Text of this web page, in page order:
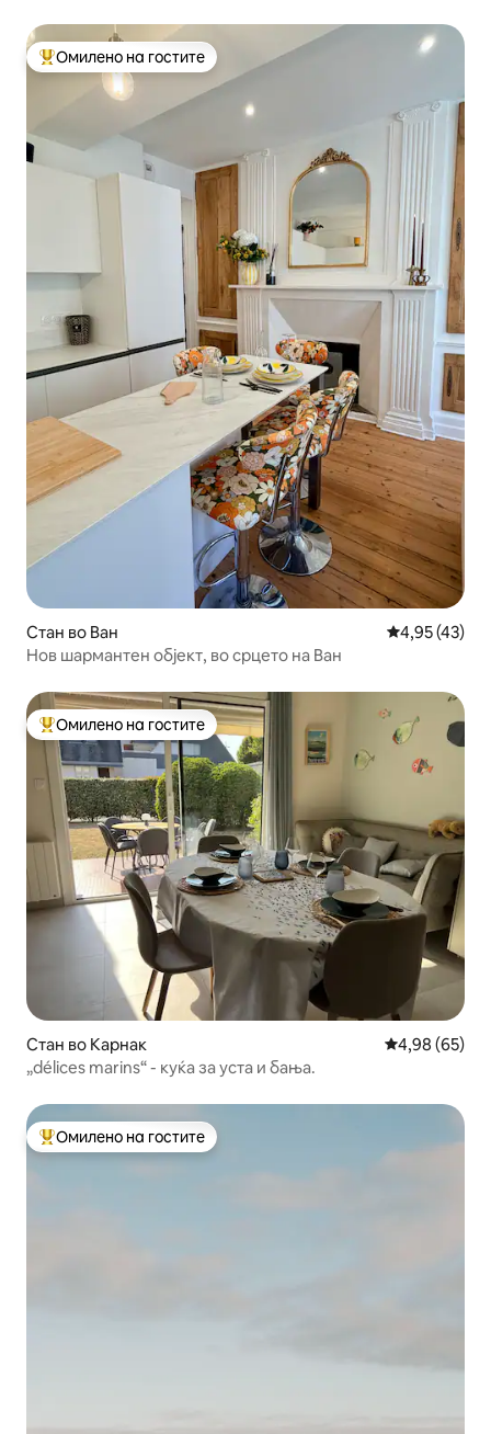
Меѓу најуспешните „Омилени на гостите“
Омилено на гостите
Стан во Ван Просечна
4,95 (43)
Нов шармантен објект, во срцето на Ван
Меѓу најуспешните „Омилени на гостите“
Омилено на гостите
Стан во Карнак Просечна
4,98 (65)
„délices marins“ - куќа за уста и бања.
Меѓу најуспешните „Омилени на гостите“
Омилено на гостите